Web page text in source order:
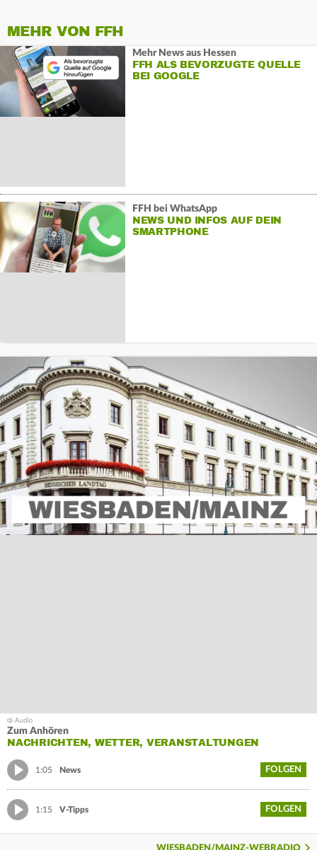
MEHR VON FFH
Mehr News aus Hessen
FFH ALS BEVORZUGTE QUELLE
BEI GOOGLE
FFH bei WhatsApp
NEWS UND INFOS AUF DEIN
SMARTPHONE
Zum Anhören
NACHRICHTEN, WETTER, VERANSTALTUNGEN
1:05 News FOLGEN
1:15 V-Tipps FOLGEN